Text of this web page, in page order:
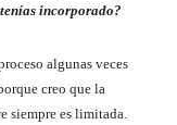
incorporado?
algunas veces
creo que la
siempre es limitada.